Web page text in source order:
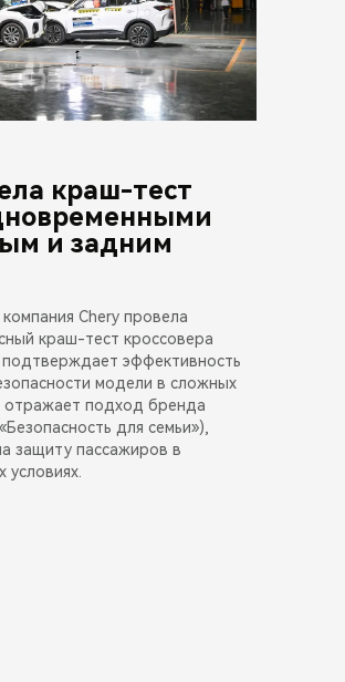
краш-тест
и задним
Chery провела
краш-тест кроссовера
эффективность
модели в сложных
отражает подход бренда
для семьи»),
защиту пассажиров в